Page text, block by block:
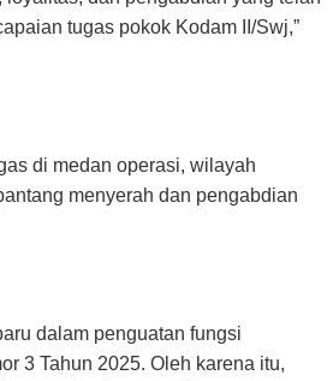
tugas pokok Kodam II/Swj,”
di medan operasi, wilayah
menyerah dan pengabdian
dalam penguatan fungsi
3 Tahun 2025. Oleh karena itu,